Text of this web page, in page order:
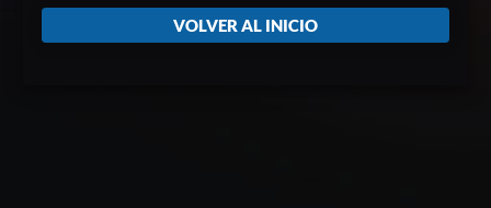
VOLVER AL INICIO